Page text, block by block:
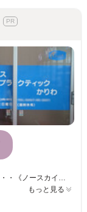
【予約制／駐車場あり】 身体の歪みは人それぞれ・・・《ノースカイロプラクティック かりわ》では、お客様としっかりカウンセリングしながら不調の原因を探ります！ 自分の体の歪みを意識したことありますか？体の不調の原因は、骨盤や背骨の歪みからくることもあります・・・家族みんながいつも笑顔でいれるように、心も身体も元気でいたいですよね。自分のためにも、大切な家族のためにも、身体のメンテナンスが大事ですよ！ ぜひ一度《ノースカイロプラクティック かりわ》へお越しください。「アットホームな雰囲気」「明るい店内」そして「笑顔」で皆様をお迎えいたします！
もっと見る